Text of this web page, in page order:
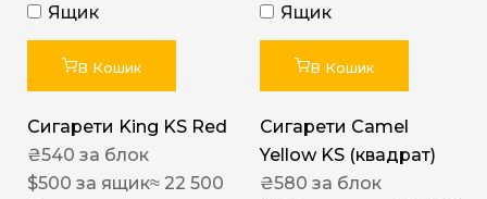
Ящик
В Кошик
Сигарети King KS Red
₴540 за блок
$500 за ящик≈ 22 500
Ящик
В Кошик
Сигарети Camel
Yellow KS (квадрат)
₴580 за блок